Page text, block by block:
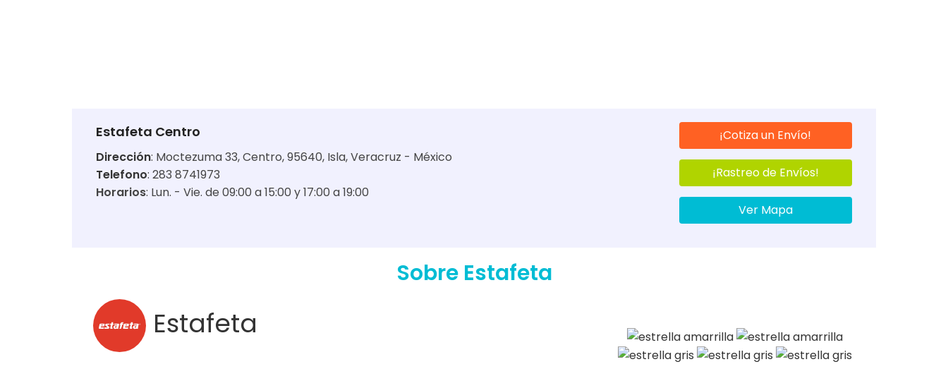
Estafeta Centro
Dirección: Moctezuma 33, Centro, 95640, Isla, Veracruz - México
Telefono: 283 8741973
Horarios: Lun. - Vie. de 09:00 a 15:00 y 17:00 a 19:00
¡Cotiza un Envío!
¡Rastreo de Envíos!
Ver Mapa
Sobre Estafeta
Estafeta